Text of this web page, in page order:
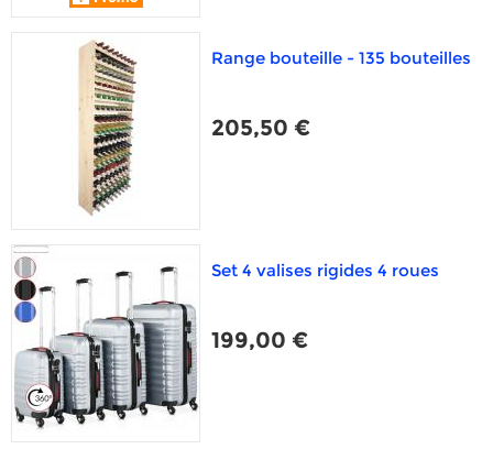
Range bouteille - 135 bouteilles
205,50 €
Set 4 valises rigides 4 roues
199,00 €